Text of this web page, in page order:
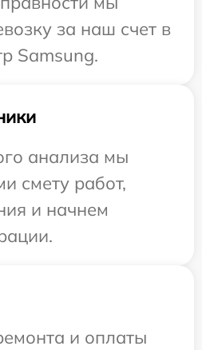
за наш счет в
Samsung.
анализа мы
смету работ,
и начнем
и оплаты